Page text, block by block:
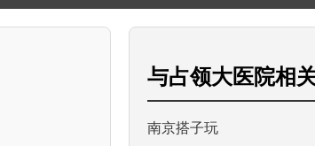
与占领大医院相
南京搭子玩